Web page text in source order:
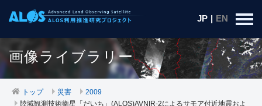
JP | EN
画像ライブラリー
トップ 災害
2009
陸域観測技術衛星「だいち」(ALOS)AVNIR-2によるサモア付近地震およ